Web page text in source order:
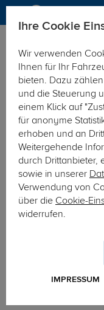
Sonstiges
Sortierung
KS KT Kjust 5
KS KT Kjust 5
Ihre Cookie
Wir verwenden
Ihnen für Ihr
bieten. Dazu
und die Steuerung
einem Klick auf
für anonyme
erhoben und an
Weitergehende
durch Drittanbieter,
sowie in unserer
Verwendung von
über die Cookie-
widerrufen.
IMPRESSUM